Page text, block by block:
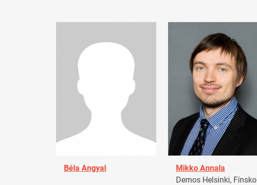
Béla Angyal
Mikko Annala
Demos Helsinki, Fínsko